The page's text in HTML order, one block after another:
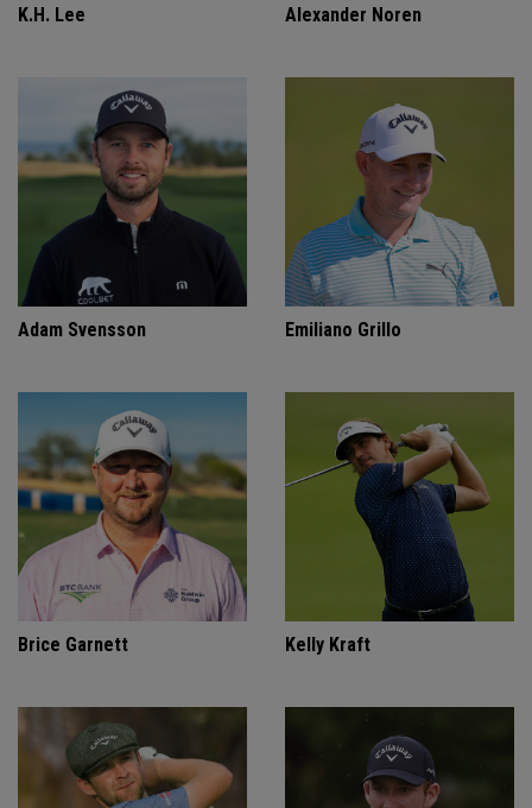
K.H. Lee Alexander Noren
Adam Svensson Emiliano Grillo
Brice Garnett Kelly Kraft